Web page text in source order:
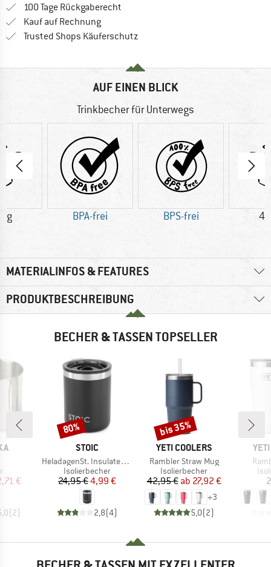
100 Tage Rückgaberecht
Kauf auf RechnungFinde die Zahlungs-Infos hier! Öffnet
Trusted Shops Käuferschutz
AUF EINEN BLICK
Trinkbecher für Unterwegs
g BPA-frei BPS-frei
MATERIALINFOS & FEATURES
PRODUKTBESCHREIBUNG
BECHER & TASSEN TOPSELLER
Preis
€
(2)
MARKE
STOIC
Artikel
HeladagenSt. Insulated Mug
Produktgruppe
Isolierbecher
Preis
24,95 €reduzierter Preis
4,99 €
2,8(4)
Rabatt
80%
MARKE
YETI COOLERS
Artikel
Rambler Straw Mug
Produktgruppe
Isolierbecher
Preis
42,95 € reduzierter Preis
ab 27,92 €
+3
5,0(2)
Rabatt
bis 35%